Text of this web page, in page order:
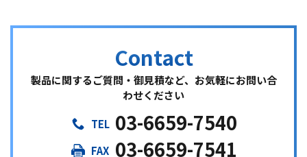
製品に関するご質問・御見積など、お気軽にお問い合
わせください
03-6659-7540
03-6659-7541